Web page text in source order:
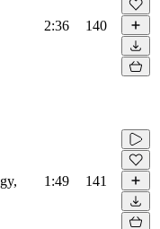
2:36 140
1:49 141